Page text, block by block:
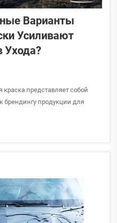
Варианты
Усиливают
Ухода?
представляет собой
продукции для
напрямую влияет на
на рынке. Когда